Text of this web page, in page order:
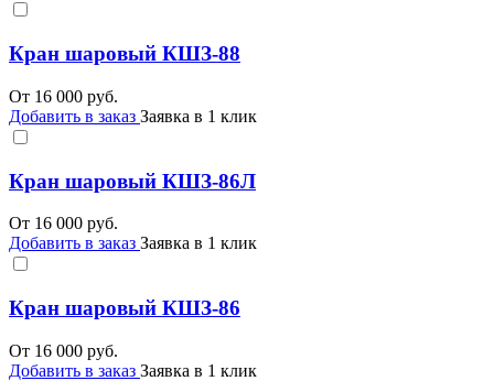
Кран шаровый КШЗ-88
От 16 000 руб.
Добавить в заказ Заявка в 1 клик
Кран шаровый КШЗ-86Л
От 16 000 руб.
Добавить в заказ Заявка в 1 клик
Кран шаровый КШЗ-86
От 16 000 руб.
Добавить в заказ Заявка в 1 клик